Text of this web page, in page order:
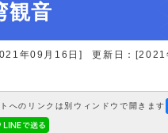
観音
年09月16日]
更新日：[2021
へのリンクは別ウィンドウで開きます